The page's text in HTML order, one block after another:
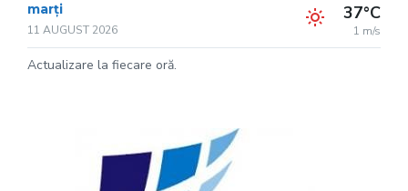
marți
11 AUGUST 2026
37°C
1 m/s
Actualizare la fiecare oră.